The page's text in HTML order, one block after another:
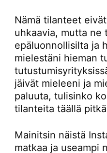
Nämä tilanteet
uhkaavia, mutta ne
epäluonnollisilta ja
mielestäni hieman
jäivät mieleeni ja
paluuta, tulisinko
tilanteita täällä
Mainitsin näistä
matkaa ja useampi